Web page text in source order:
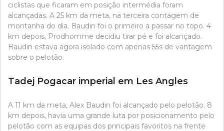
ciclistas que ficaram em posição intermédia foram
alcançadas. A 25 km da meta, na terceira contagem de
montanha do dia. Baudin foi o primeiro a passar no topo. 4
km depois, Prodhomme decidiu tirar pé e foi alcançado.
Baudin estava agora isolado com apenas 55s de vantagem
sobre o pelotão.
Tadej Pogacar imperial em Les Angles
A 11 km da meta, Alex Baudin foi alcançado pelo pelotão. 8
km depois, havia uma grande luta por posicionamento pelo
pelotão com as equipas dos principais favoritos na frente